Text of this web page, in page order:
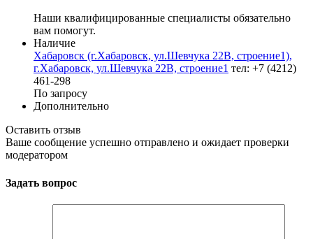
Наши квалифицированные специалисты обязательно
вам помогут.
Наличие
Хабаровск (г.Хабаровск, ул.Шевчука 22В, строение1),
г.Хабаровск, ул.Шевчука 22В, строение1 тел: +7 (4212)
461-298
По запросу
Дополнительно
Оставить отзыв
Ваше сообщение успешно отправлено и ожидает проверки
модератором
Задать вопрос